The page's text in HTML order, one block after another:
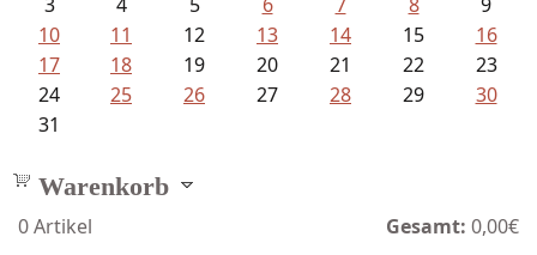
10
11 12 13 14 15
16
17
18 19 20 21 22
23
24
25 26 27 28 29
30
31
Warenkorb
0Artikel Gesamt: 0,00€